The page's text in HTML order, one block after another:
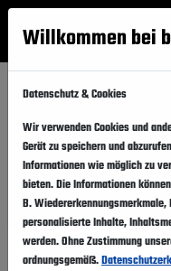
Menü
Startseite Festivals
Groove Quake
Österreich,
Samstag,20.07.2013
Vergangener Event
Willkommen bei
Datenschutz & Cookies
Wir verwenden Cookies und
Gerät zu speichern und
Informationen wie möglich zu
bieten. Die Informationen
B.
personalisierte Inhalte,
werden. Ohne Zustimmung
ordnungsgemäß.